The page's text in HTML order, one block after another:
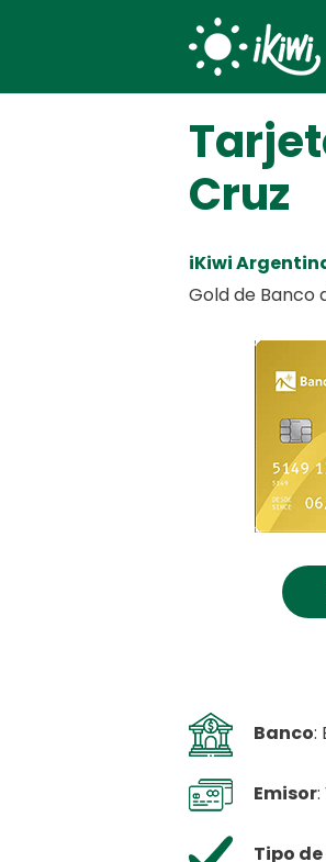
Cruz
iKiwi
Gold de Banco
Banco:
Emisor:
Tipo